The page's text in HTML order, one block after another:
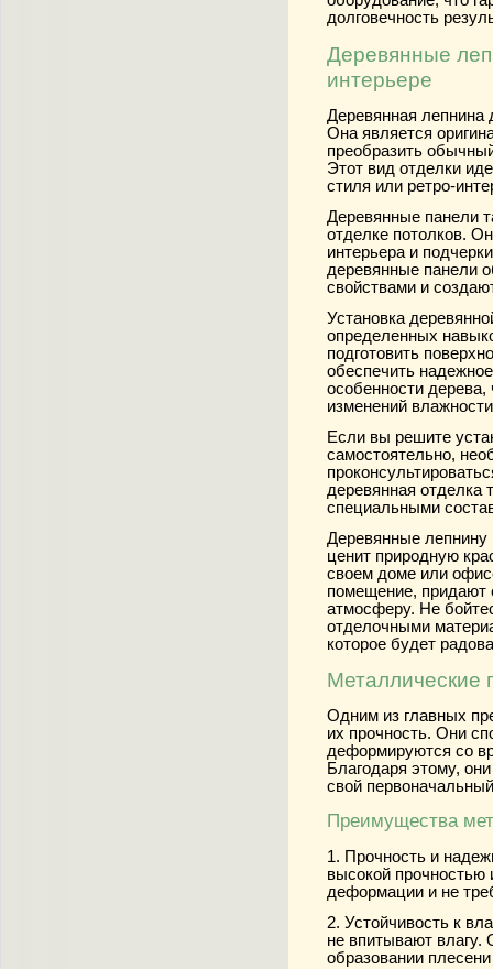
долговечность
Деревянные
интерьере
Деревянная лепнина
Она является
преобразить
Этот вид отделки
стиля или ретро-
Деревянные панели
отделке потолков.
интерьера и
деревянные панели
свойствами и
Установка
определенных
подготовить
обеспечить
особенности
изменений
Если вы решите
самостоятельно,
деревянная отделка
специальными
Деревянные лепнину
ценит природную
своем доме или
помещение, придают
атмосферу. Не
отделочными
которое будет
Металлические
Одним из главных
их прочность. Они
деформируются со
Благодаря этому,
свой
Преимущества
1. Прочность и
высокой
деформации и не
2. Устойчивость к
не впитывают
образовании